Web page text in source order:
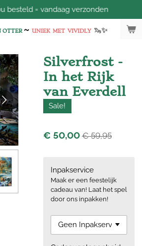
OTTER~ UNIEK MET VIVIDLY 🦦✨
besteld = vandaag verzonden
Silverfrost -
In het Rijk
van Everdell
Sale!
€ 50,00 € 59,95
Inpakservice
Maak er een feestelijk
cadeau van! Laat het spel
door ons inpakken!